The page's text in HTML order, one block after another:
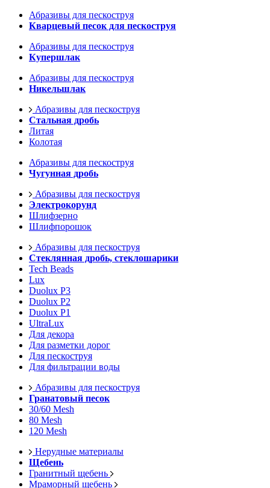
Абразивы для пескоструя
Кварцевый песок для пескоструя
Абразивы для пескоструя
Купершлак
Абразивы для пескоструя
Никельшлак
Абразивы для пескоструя
Стальная дробь
Литая
Колотая
Абразивы для пескоструя
Чугунная дробь
Абразивы для пескоструя
Электрокорунд
Шлифзерно
Шлифпорошок
Абразивы для пескоструя
Стеклянная дробь, стеклошарики
Tech Beads
Lux
Duolux P3
Duolux P2
Duolux P1
UltraLux
Для декора
Для разметки дорог
Для пескоструя
Для фильтрации воды
Абразивы для пескоструя
Гранатовый песок
30/60 Mesh
80 Mesh
120 Mesh
Нерудные материалы
Щебень
Гранитный щебень
Мраморный щебень